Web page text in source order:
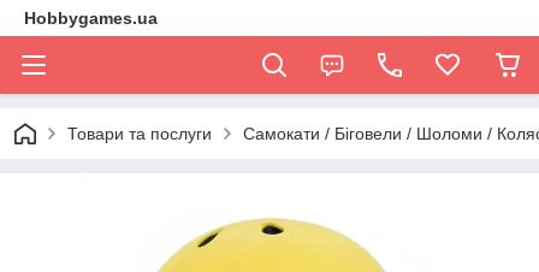
Hobbygames.ua
Товари та послуги Самокати / Біговели / Шоломи /